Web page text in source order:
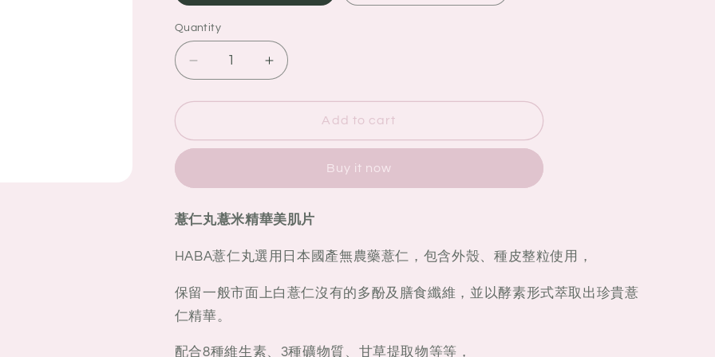
Quantity
Quantity
Decrease
quantity
for
無
仁
薏
米
精
華
美
Increase
quantity
for
無
仁
薏
米
美
Add to cart
Buy it now
薏仁丸薏米精華美肌片
HABA薏仁丸選用日本國產無農藥薏仁，包含外殼、種皮整粒使用，
保留一般市面上白薏仁沒有的多酚及膳食纖維，並以酵素形式萃取出珍貴薏
仁精華。
配合8種維生素、3種礦物質、甘草提取物等等，